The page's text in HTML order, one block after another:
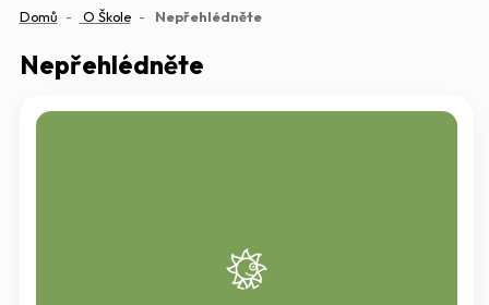
Domů O Škole Nepřehlédněte(aktuální)
Nepřehlédněte